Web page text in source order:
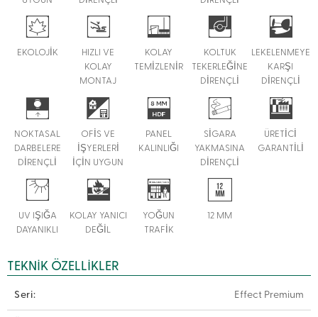
EKOLOJİK
HIZLI VE
KOLAY
MONTAJ
KOLAY
TEMİZLENİR
KOLTUK
TEKERLEĞİNE
DİRENÇLİ
LEKELENMEYE
KARŞI
DİRENÇLİ
NOKTASAL
DARBELERE
DİRENÇLİ
OFİS VE
İŞYERLERİ
İÇİN UYGUN
PANEL
KALINLIĞI
SİGARA
YAKMASINA
DİRENÇLİ
ÜRETİCİ
GARANTİLİ
UV IŞIĞA
DAYANIKLI
KOLAY YANICI
DEĞİL
YOĞUN
TRAFİK
12 MM
TEKNIK ÖZELLIKLER
Seri: Effect Premium